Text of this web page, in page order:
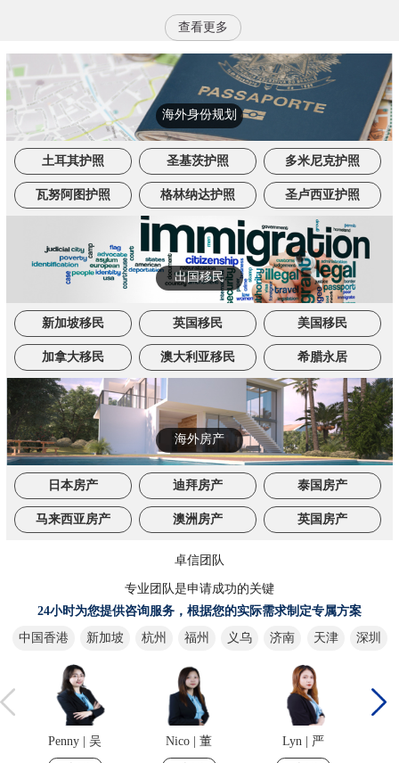
查看更多
海外身份规划
土耳其护照 圣基茨护照 多米尼克护照
瓦努阿图护照 格林纳达护照 圣卢西亚护照
出国移民
新加坡移民 英国移民 美国移民
加拿大移民 澳大利亚移民 希腊永居
海外房产
日本房产 迪拜房产 泰国房产
马来西亚房产 澳洲房产 英国房产
卓信团队
专业团队是申请成功的关键
24小时为您提供咨询服务，根据您的实际需求制定专属方案
中国香港
新加坡 杭州 福州 义乌 济南 天津 深圳
Double | 肖 Vivi | 王 Penny | 吴